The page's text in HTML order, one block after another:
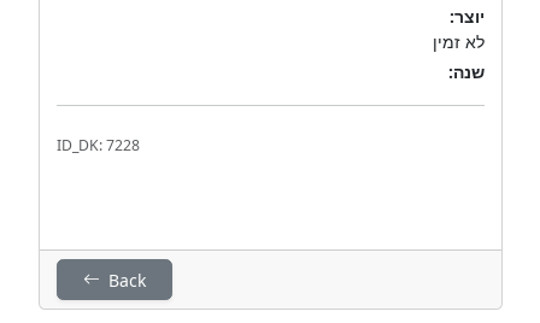
יוצר:
לא זמין
שנה:
ID_DK: 7228
Back